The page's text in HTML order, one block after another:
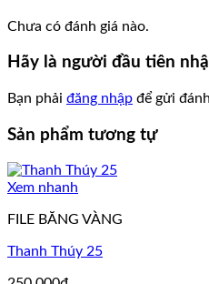
Chưa có đánh giá nào.
Hãy là người đầu tiên
Bạn phải đăng nhập để gửi
Sản phẩm tương tự
Xem nhanh
FILE BĂNG VÀNG
Thanh Thúy 25